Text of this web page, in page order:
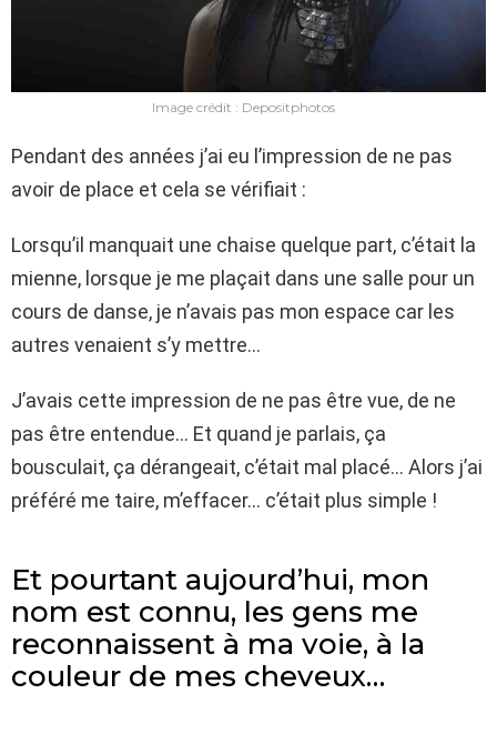
Image crédit : Depositphotos
Pendant des années j’ai eu l’impression de ne pas
avoir de place et cela se vérifiait :
Lorsqu’il manquait une chaise quelque part, c’était la
mienne, lorsque je me plaçait dans une salle pour un
cours de danse, je n’avais pas mon espace car les
autres venaient s’y mettre…
J’avais cette impression de ne pas être vue, de ne
pas être entendue… Et quand je parlais, ça
bousculait, ça dérangeait, c’était mal placé… Alors j’ai
préféré me taire, m’effacer… c’était plus simple !
Et pourtant aujourd’hui, mon
nom est connu, les gens me
reconnaissent à ma voie, à la
couleur de mes cheveux…